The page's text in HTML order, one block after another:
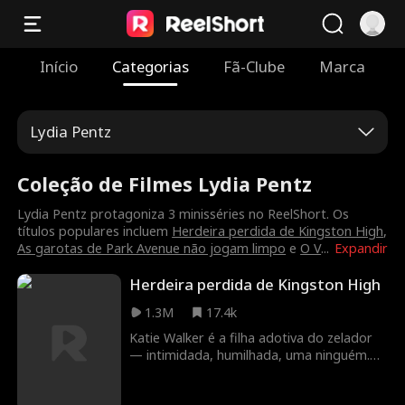
Início Categorias Fã-Clube Marca
Lydia Pentz
Coleção de Filmes Lydia Pentz
Expandir
Lydia Pentz protagoniza 3 minisséries no ReelShort. Os
títulos populares incluem Herdeira perdida de Kingston High,
As garotas de Park Avenue não jogam limpo eO V...
Herdeira perdida de Kingston High
1.3M
17.4k
Katie Walker é a filha adotiva do zelador
— intimidada, humilhada, uma ninguém.